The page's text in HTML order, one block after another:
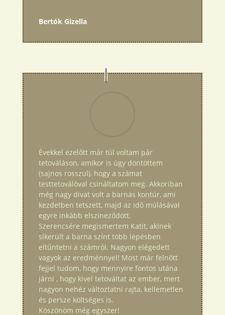
Bertók Gizella
Évekkel ezelőtt már túl voltam pár
tetováláson, amikor is úgy döntöttem
(sajnos rosszul), hogy a számat
testtetoválóval csináltatom meg. Akkoriban
még nagy divat volt a barnás kontúr, ami
kezdetben tetszett, majd az idő múlásával
egyre inkább elszíneződött.
Szerencsére megismertem Katit, akinek
sikerült a barna színt több lépésben
eltűntetni a számról. Nagyon elégedett
vagyok az eredménnyel! Most már felnőtt
fejjel tudom, hogy mennyire fontos utána
járni , hogy kivel tetováltat az ember, mert
nagyon nehéz változtatni rajta, kellemetlen
és persze költséges is.
Köszönöm még egyszer!